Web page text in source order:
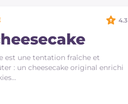
est une tentation fraîche et
: un cheesecake original enrichi
4.3